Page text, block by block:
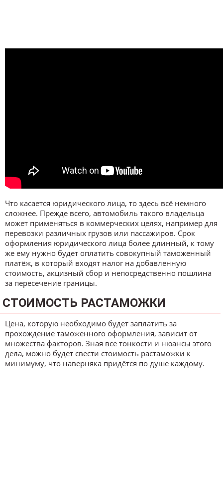
Что касается юридического лица, то здесь всё немного
сложнее. Прежде всего, автомобиль такого владельца
может применяться в коммерческих целях, например для
перевозки различных грузов или пассажиров. Срок
оформления юридического лица более длинный, к тому
же ему нужно будет оплатить совокупный таможенный
платёж, в который входят налог на добавленную
стоимость, акцизный сбор и непосредственно пошлина
за пересечение границы.
СТОИМОСТЬ РАСТАМОЖКИ
Цена, которую необходимо будет заплатить за
прохождение таможенного оформления, зависит от
множества факторов. Зная все тонкости и нюансы этого
дела, можно будет свести стоимость растаможки к
минимуму, что наверняка придётся по душе каждому.